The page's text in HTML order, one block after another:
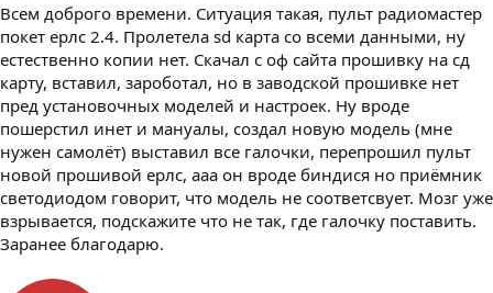
Всем доброго времени. Ситуация такая, пульт радиомастер
покет ерлс 2.4. Пролетела sd карта со всеми данными, ну
естественно копии нет. Скачал с оф сайта прошивку на сд
карту, вставил, зароботал, но в заводской прошивке нет
пред установочных моделей и настроек. Ну вроде
пошерстил инет и мануалы, создал новую модель (мне
нужен самолёт) выставил все галочки, перепрошил пульт
новой прошивой ерлс, ааа он вроде биндися но приёмник
светодиодом говорит, что модель не соответсвует. Мозг уже
взрывается, подскажите что не так, где галочку поставить.
Заранее благодарю.